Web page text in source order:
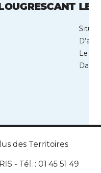
LE
Situé
Le
des Territoires
- Tél. : 01 45 51 49